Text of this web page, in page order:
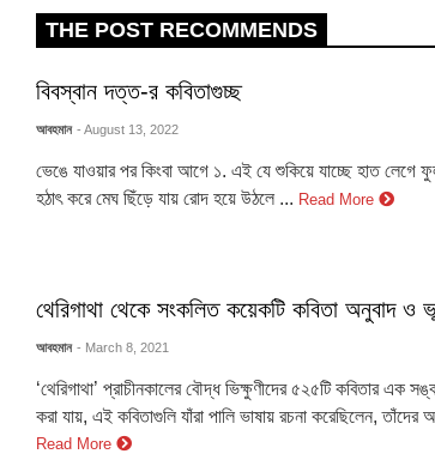
THE POST RECOMMENDS
বিবস্বান দত্ত-র কবিতাগুচ্ছ
আবহমান - August 13, 2022
ভেঙে যাওয়ার পর কিংবা আগে ১. এই যে শুকিয়ে যাচ্ছে হাত লেগে
হঠাৎ করে মেঘ ছিঁড়ে যায় রোদ হয়ে উঠলে ... Read More
থেরিগাথা থেকে সংকলিত কয়েকটি কবিতা অনুবাদ
আবহমান - March 8, 2021
‘থেরিগাথা’ প্রাচীনকালের বৌদ্ধ ভিক্ষুণীদের ৫২৫টি কবিতার
করা যায়, এই কবিতাগুলি যাঁরা পালি ভাষায় রচনা করেছিলেন, তাঁদের
Read More